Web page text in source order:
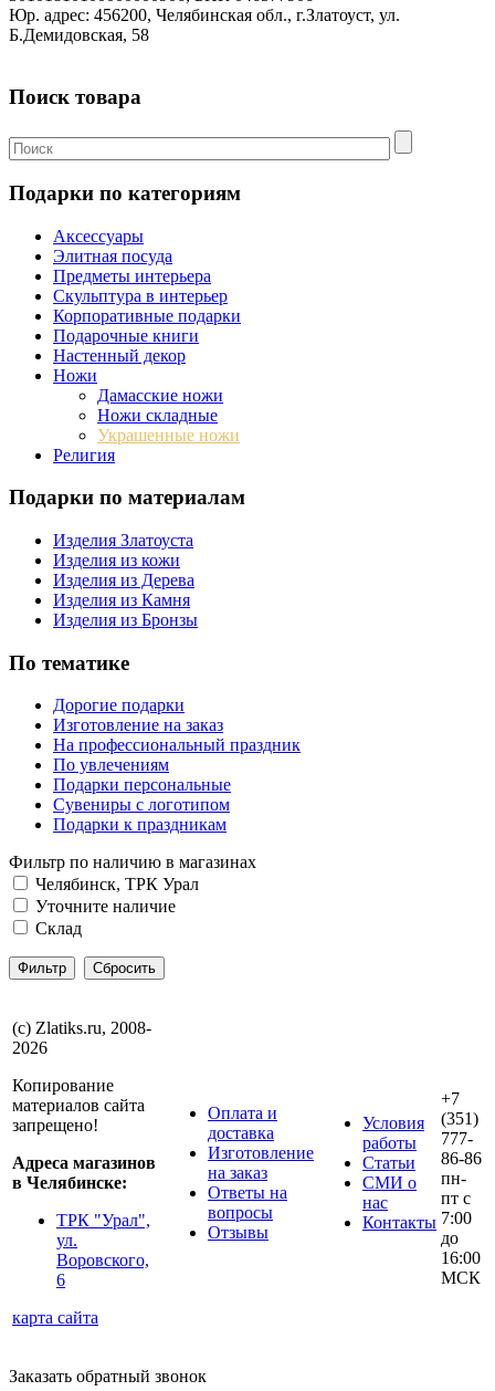
Юр. адрес: 456200, Челябинская обл., г.Златоуст, ул.
Б.Демидовская, 58
Поиск товара
Подарки по категориям
Аксессуары
Элитная посуда
Предметы интерьера
Скульптура в интерьер
Корпоративные подарки
Подарочные книги
Настенный декор
Ножи
Дамасские ножи
Ножи складные
Украшенные ножи
Религия
Подарки по материалам
Изделия Златоуста
Изделия из кожи
Изделия из Дерева
Изделия из Камня
Изделия из Бронзы
По тематике
Дорогие подарки
Изготовление на заказ
На профессиональный праздник
По увлечениям
Подарки персональные
Сувениры с логотипом
Подарки к праздникам
Фильтр по наличию в магазинах
Челябинск, ТРК Урал
Уточните наличие
Склад
(с) Zlatiks.ru, 2008-
2026
Копирование
материалов сайта
запрещено!
Адреса магазинов
в Челябинске:
ТРК "Урал",
ул.
Воровского,
6
карта сайта
Оплата и
доставка
Изготовление
на заказ
Ответы на
вопросы
Отзывы
Условия
работы
Статьи
СМИ о
нас
Контакты
+7
(351)
777-
86-86
пн-
пт с
7:00
до
16:00
МСК
Заказать обратный звонок